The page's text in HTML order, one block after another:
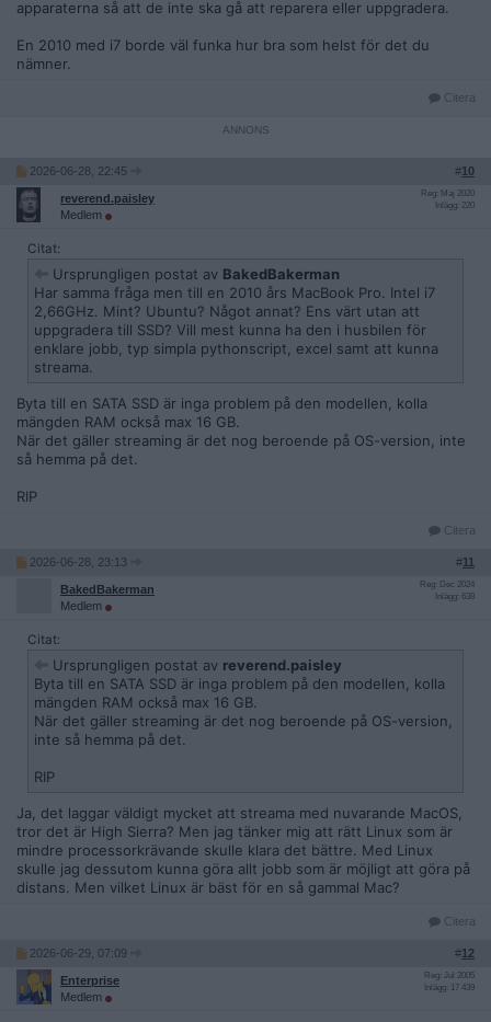
apparaterna så att de inte ska gå att reparera eller uppgradera.
En 2010 med i7 borde väl funka hur bra som helst för det du
nämner.
Citera
2026-06-28, 22:45 #10
reverend.paisley
Medlem
Reg: Maj 2020
Inlägg: 220
Citat:
Ursprungligen postat av BakedBakerman
Har samma fråga men till en 2010 års MacBook Pro. Intel i7
2,66GHz. Mint? Ubuntu? Något annat? Ens värt utan att
uppgradera till SSD? Vill mest kunna ha den i husbilen för
enklare jobb, typ simpla pythonscript, excel samt att kunna
streama.
Byta till en SATA SSD är inga problem på den modellen, kolla
mängden RAM också max 16 GB.
När det gäller streaming är det nog beroende på OS-version, inte
så hemma på det.
RIP
Citera
2026-06-28, 23:13 #11
BakedBakerman
Medlem
Reg: Dec 2024
Inlägg: 638
Citat:
Ursprungligen postat av reverend.paisley
Byta till en SATA SSD är inga problem på den modellen, kolla
mängden RAM också max 16 GB.
När det gäller streaming är det nog beroende på OS-version,
inte så hemma på det.
RIP
Ja, det laggar väldigt mycket att streama med nuvarande MacOS,
tror det är High Sierra? Men jag tänker mig att rätt Linux som är
mindre processorkrävande skulle klara det bättre. Med Linux
skulle jag dessutom kunna göra allt jobb som är möjligt att göra på
distans. Men vilket Linux är bäst för en så gammal Mac?
Citera
2026-06-29, 07:09 #12
Enterprise
Medlem
Reg: Jul 2005
Inlägg: 17 439